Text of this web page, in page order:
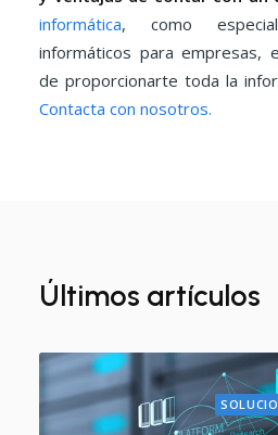
informática, como
informáticos para empresas,
de proporcionarte toda la
Contacta con nosotros.
Últimos artículos